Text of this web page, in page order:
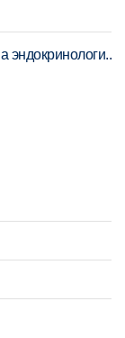
эндокринологи..